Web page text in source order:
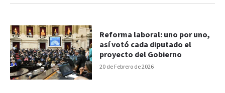
20 de Febrero de 2026
Reforma laboral: uno por uno,
así votó cada diputado el
proyecto del Gobierno